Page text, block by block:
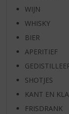
WIJN
WHISKY
BIER
APERITIEF
SHOTJES
KANT EN
FRISDRANK